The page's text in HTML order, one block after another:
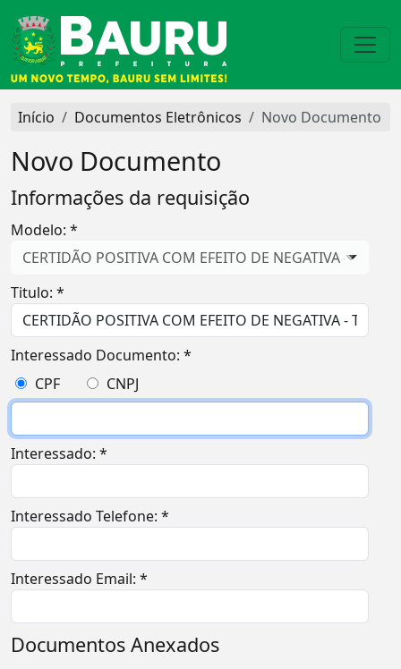
Início Documentos Eletrônicos Novo Documento
Novo Documento
Informações da requisição
Modelo: *
CERTIDÃO POSITIVA COM EFEITO DE NEGATIVA -
Titulo: *
Interessado Documento: *
CPF
CNPJ
Interessado: *
Interessado Telefone: *
Interessado Email: *
Documentos Anexados